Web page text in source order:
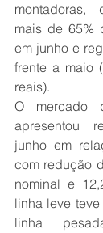
montadoras,
mais de 65%
em junho e
frente a maio
reais).
O mercado
apresentou
junho em
com redução
nominal e
linha leve
linha